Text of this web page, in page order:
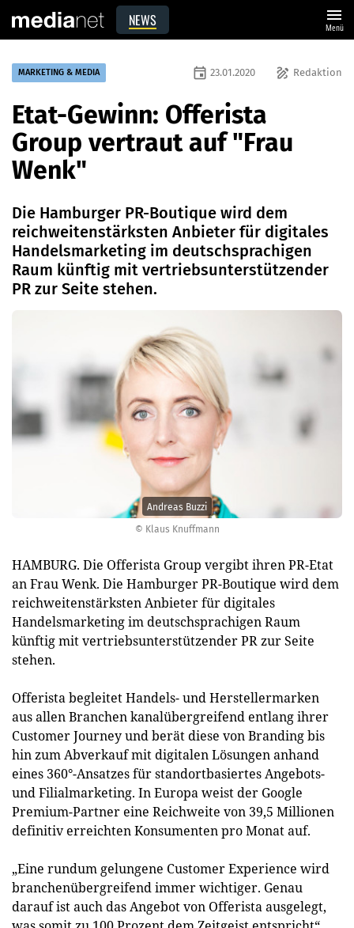
NEWS menu
Menü
© Klaus Knuffmann
Andreas Buzzi
MARKETING & MEDIA draw Redaktion
event 23.01.2020
Etat-Gewinn: Offerista
Group vertraut auf "Frau
Wenk"
Die Hamburger PR-Boutique wird dem
reichweitenstärksten Anbieter für digitales
Handelsmarketing im deutschsprachigen
Raum künftig mit vertriebsunterstützender
PR zur Seite stehen.
HAMBURG. Die Offerista Group vergibt ihren PR-Etat
an Frau Wenk. Die Hamburger PR-Boutique wird dem
reichweitenstärksten Anbieter für digitales
Handelsmarketing im deutschsprachigen Raum
künftig mit vertriebsunterstützender PR zur Seite
stehen.
Offerista begleitet Handels- und Herstellermarken
aus allen Branchen kanalübergreifend entlang ihrer
Customer Journey und berät diese von Branding bis
hin zum Abverkauf mit digitalen Lösungen anhand
eines 360°-Ansatzes für standortbasiertes Angebots-
und Filialmarketing. In Europa weist der Google
Premium-Partner eine Reichweite von 39,5 Millionen
definitiv erreichten Konsumenten pro Monat auf.
„Eine rundum gelungene Customer Experience wird
branchenübergreifend immer wichtiger. Genau
darauf ist auch das Angebot von Offerista ausgelegt,